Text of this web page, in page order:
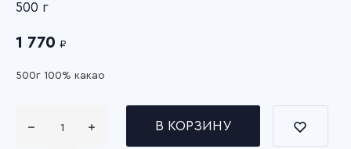
500 г
1 770 ₽
500г 100% какао
В КОРЗИНУ